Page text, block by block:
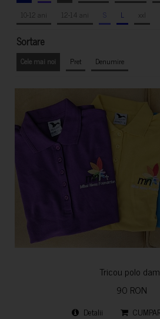
10-12 ani
12-14 ani S L xxl
Sortare
Cele mai noi Pret Denumire
Tricou polo
90 RON
Detalii